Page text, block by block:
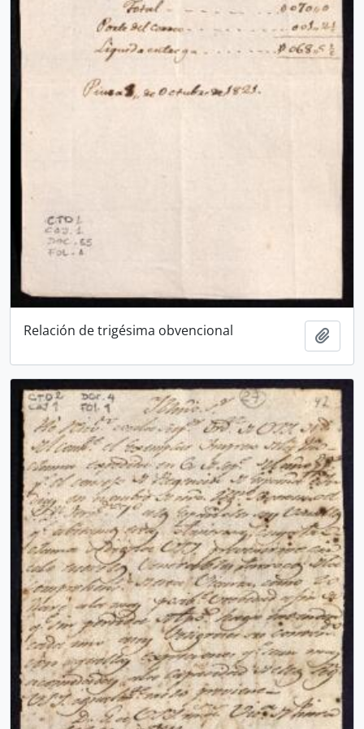
Relación de trigésima obvencional